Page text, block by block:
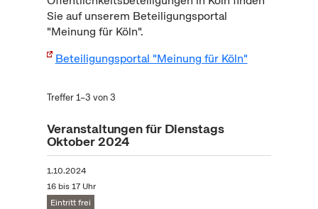
Sie auf unserem Beteiligungsportal
"Meinung für Köln".
Beteiligungsportal "Meinung für Köln"
Treffer 1–3 von 3
Veranstaltungen für Dienstags
Oktober 2024
1.10.2024
16 bis 17 Uhr
Eintritt frei